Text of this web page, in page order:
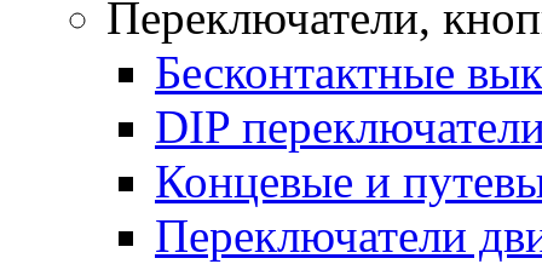
Переключатели,
Бесконтактные
DIP
Концевые и
Переключатели